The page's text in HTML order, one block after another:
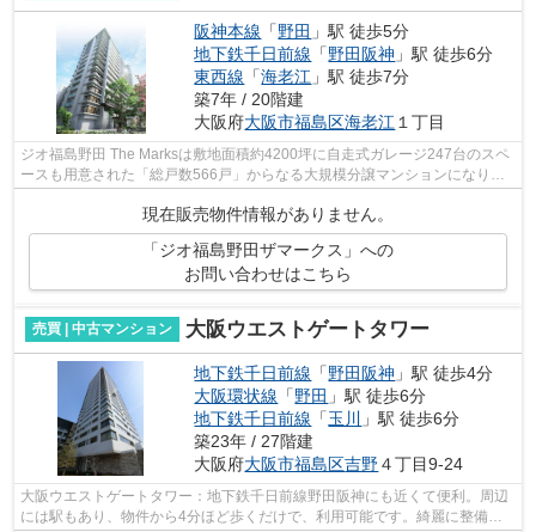
阪神本線 「野田 」駅 徒歩5分
地下鉄千日前線 「野田阪神 」駅 徒歩6分
東西線 「海老江 」駅 徒歩7分
築7年 / 20階建
大阪府大阪市福島区海老江 １丁目
ジオ福島野田 The Marksは敷地面積約4200坪に自走式ガレージ247台のスペ
ースも用意された「総戸数566戸」からなる大規模分譲マンションになりま
現在販売物件情報がありません。
「ジオ福島野田ザマークス」への
お問い合わせはこちら
売買 | 中古マンション 大阪ウエストゲートタワー
地下鉄千日前線 「野田阪神 」駅 徒歩4分
大阪環状線 「野田 」駅 徒歩6分
地下鉄千日前線 「玉川 」駅 徒歩6分
築23年 / 27階建
大阪府大阪市福島区吉野４丁目9-24
大阪ウエストゲートタワー：地下鉄千日前線野田阪神にも近くて便利。周辺
には駅もあり、物件から4分ほど歩くだけで、利用可能です。綺麗に整備さ